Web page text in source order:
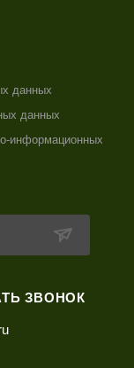
данных
данных
информационных
ЗВОНОК